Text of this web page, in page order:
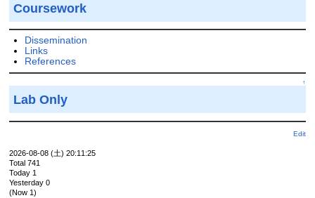
Coursework
Dissemination
Links
References
↑
Lab Only
Edit
2026-08-08 (土) 20:11:25
Total 741
Today 1
Yesterday 0
(Now 1)